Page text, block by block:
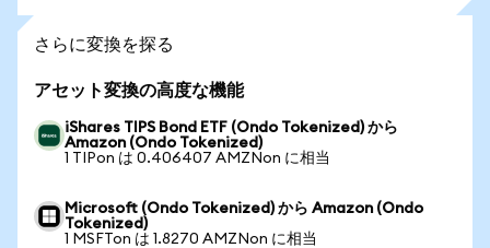
さらに変換を探る
アセット変換の高度な機能
iShares TIPS Bond ETF (Ondo Tokenized) から
Amazon (Ondo Tokenized)
1 TIPon は 0.406407 AMZNon に相当
Microsoft (Ondo Tokenized) から Amazon (Ondo
Tokenized)
1 MSFTon は 1.8270 AMZNon に相当